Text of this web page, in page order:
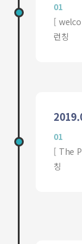
01
[
런칭
01
[ The
칭